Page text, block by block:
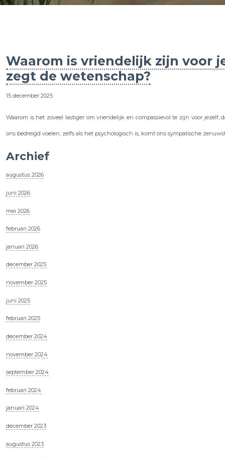
Waarom is vriendelijk zijn voor
zegt de wetenschap?
15 december 2025
Waarom is het zoveel lastiger om vriendelijk en compassievol te zijn voor
ons bedreigd voelen, zelfs als het psychologisch is, komt ons sympatische
Archief
augustus 2026
juni 2026
mei 2026
februari 2026
januari 2026
december 2025
november 2025
juni 2025
februari 2025
december 2024
november 2024
september 2024
februari 2024
januari 2024
december 2023
augustus 2023